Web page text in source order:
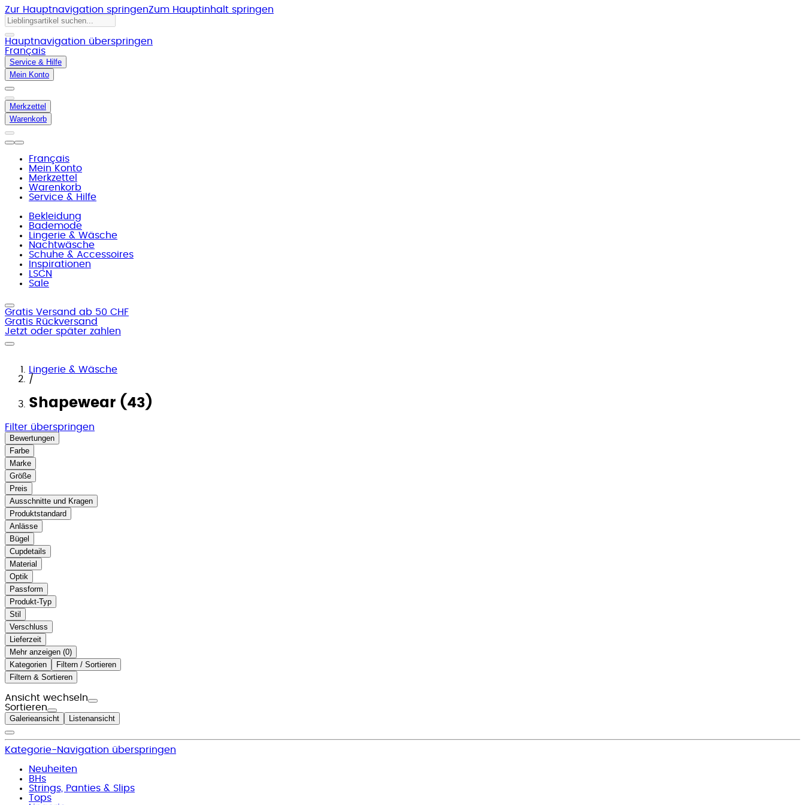
Zur Hauptnavigation springenZum Hauptinhalt springen
Hauptnavigation überspringen
Français
Service & Hilfe
Mein Konto
Merkzettel
Warenkorb
Français
Mein Konto
Merkzettel
Warenkorb
Service & Hilfe
Bekleidung
Bademode
Lingerie & Wäsche
Nachtwäsche
Schuhe & Accessoires
Inspirationen
LSCN
Sale
Gratis Versand ab 50 CHF
Gratis Rückversand
Jetzt oder später zahlen
Lingerie & Wäsche
/
Shapewear (43)
Filter überspringen
Bewertungen
Farbe
Marke
Größe
Preis
Ausschnitte und Kragen
Produktstandard
Anlässe
Bügel
Cupdetails
Material
Optik
Passform
Produkt-Typ
Stil
Verschluss
Lieferzeit
Mehr anzeigen ( )
Kategorien
Filtern / Sortieren
Filtern & Sortieren
Ansicht wechseln
Sortieren
Galerieansicht Listenansicht
Kategorie-Navigation überspringen
Neuheiten
BHs
Strings, Panties & Slips
Tops